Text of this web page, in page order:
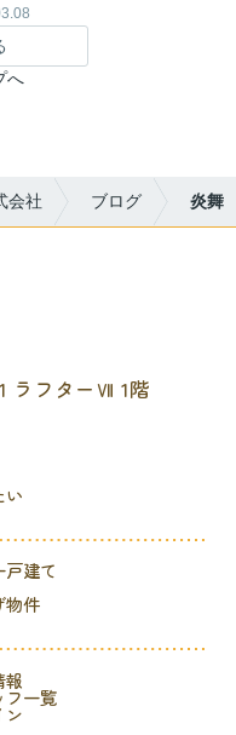
へ
会社 ブログ 炎舞
ラフターⅦ 1階
い
戸建て
物件
報
フ一覧
ン